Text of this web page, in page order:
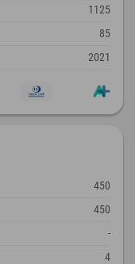
1125
85
2021
450
450
-
4